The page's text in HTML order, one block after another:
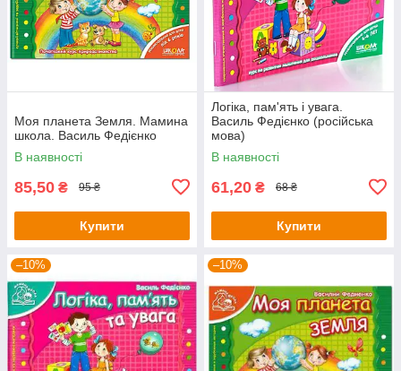
Моя планета Земля. Мамина
школа. Василь Федієнко
В наявності
85,50 ₴ 95 ₴
Купити
Логіка, пам'ять і увага.
Василь Федієнко (російська
мова)
В наявності
61,20 ₴ 68 ₴
Купити
–10% –10%